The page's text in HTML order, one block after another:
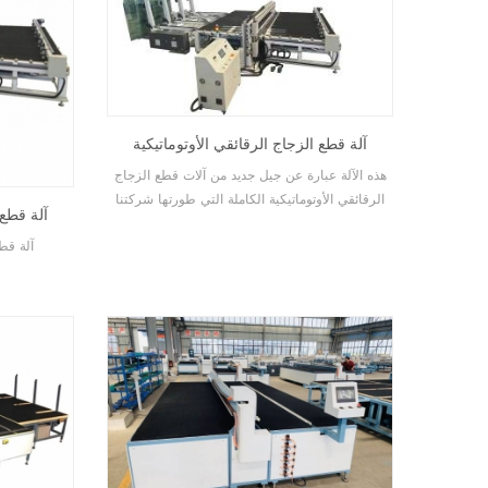
آلة قطع
آلة
آلة قطع الزجاج الرقائقي الأوتوماتيكية
هذه الآلة عبارة عن جيل جديد من آلات قطع الزجاج
الرقائقي الأوتوماتيكية الكاملة التي طورتها شركتنا